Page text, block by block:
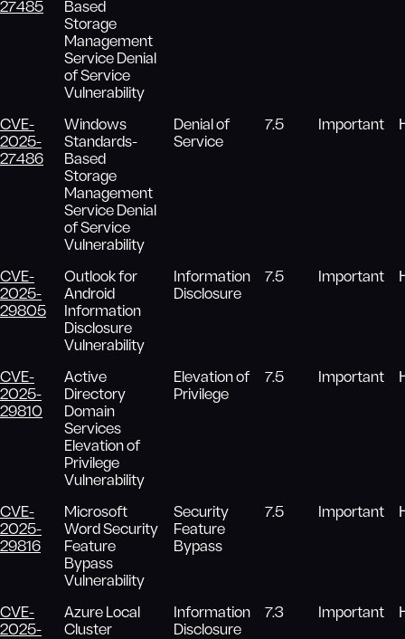
27485
Based
Storage
Management
Service Denial
of Service
Vulnerability
CVE-
2025-
27486
Windows
Standards-
Based
Storage
Management
Service Denial
of Service
Vulnerability
Denial of
Service
7.5 Important
CVE-
2025-
29805
Outlook for
Android
Information
Disclosure
Vulnerability
Information
Disclosure
7.5 Important
CVE-
2025-
29810
Active
Directory
Domain
Services
Elevation of
Privilege
Vulnerability
Elevation of
Privilege
7.5 Important
CVE-
2025-
29816
Microsoft
Word Security
Feature
Bypass
Vulnerability
Security
Feature
Bypass
7.5 Important
CVE-
2025-
Azure Local
Cluster
Information
Disclosure
7.3 Important